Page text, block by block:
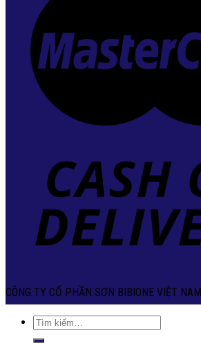
CÔNG TY CỔ PHẦN SƠN BIBIONE VIỆT NAM
Tìm
kiếm: